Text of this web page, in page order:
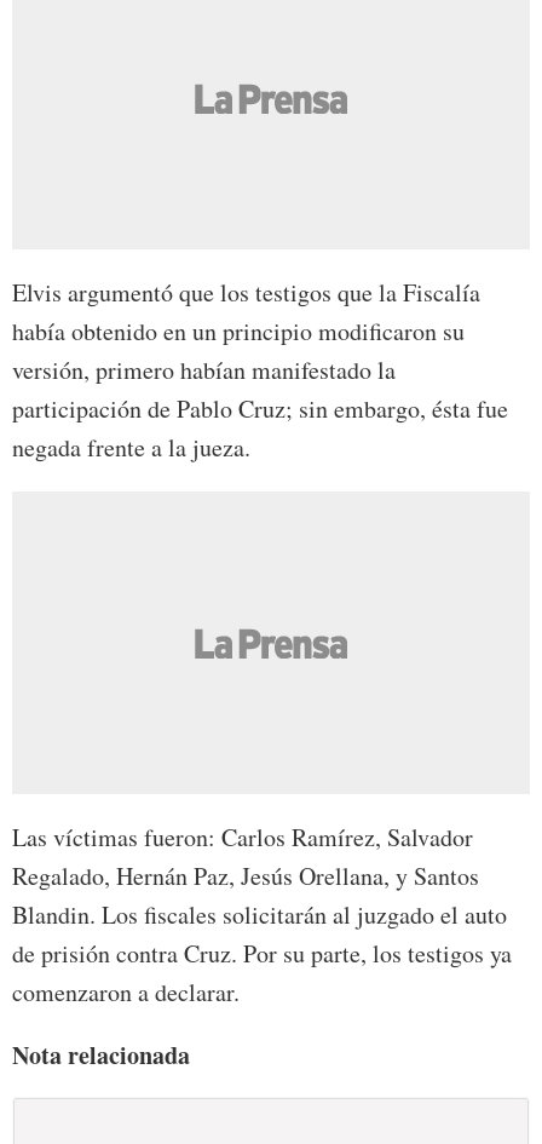
Elvis argumentó que los testigos que la Fiscalía
había obtenido en un principio modificaron su
versión, primero habían manifestado la
participación de Pablo Cruz; sin embargo, ésta fue
negada frente a la jueza.
Las víctimas fueron: Carlos Ramírez, Salvador
Regalado, Hernán Paz, Jesús Orellana, y Santos
Blandin. Los fiscales solicitarán al juzgado el auto
de prisión contra Cruz. Por su parte, los testigos ya
comenzaron a declarar.
Nota relacionada